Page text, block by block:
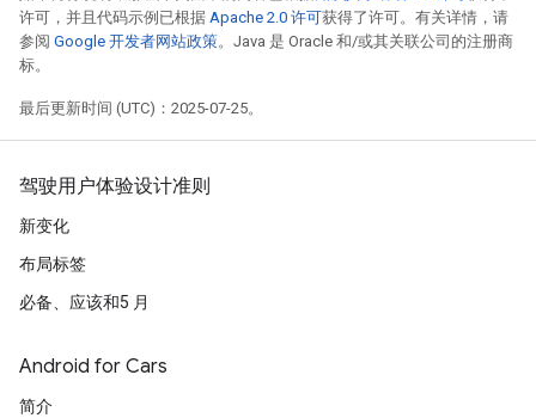
许可，并且代码示例已根据 Apache 2.0 许可获得了许可。有关详情，请
参阅 Google 开发者网站政策。Java 是 Oracle 和/或其关联公司的注册商
标。
最后更新时间 (UTC)：2025-07-25。
驾驶用户体验设计准则
新变化
布局标签
必备、应该和5 月
Android for Cars
简介